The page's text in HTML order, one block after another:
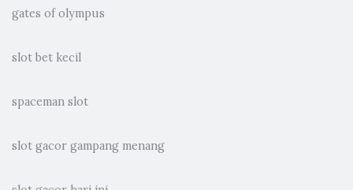
gates of olympus
slot bet kecil
spaceman slot
slot gacor gampang menang